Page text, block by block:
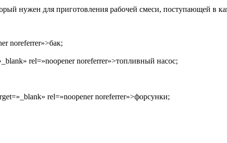
нужен для приготовления рабочей смеси, поступающей в
noreferrer»>бак;
rel=»noopener noreferrer»>топливный насос;
rel=»noopener noreferrer»>форсунки;